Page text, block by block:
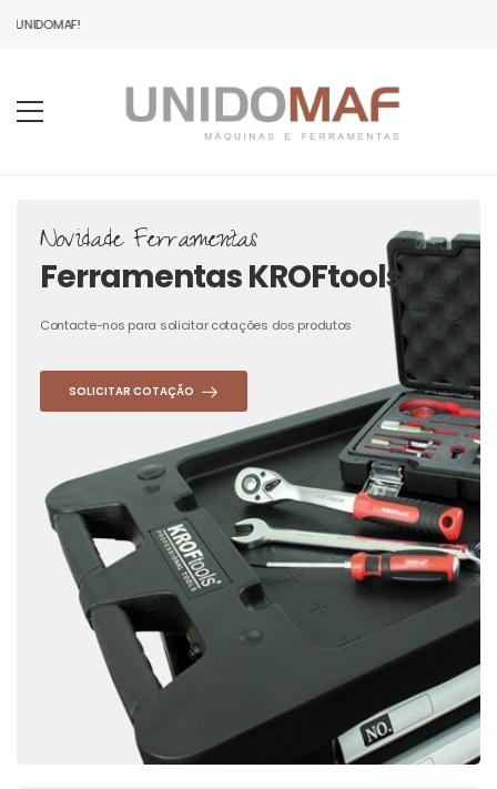
UNIDOMAF!
Novidade Ferramentas
Ferramentas KROFtools
Contacte-nos para solicitar cotações dos produtos
SOLICITAR COTAÇÃO